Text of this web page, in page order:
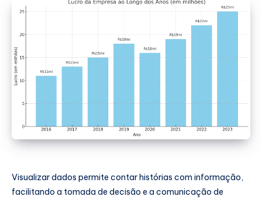
Visualizar dados permite contar histórias com informação,
facilitando a tomada de decisão e a comunicação de